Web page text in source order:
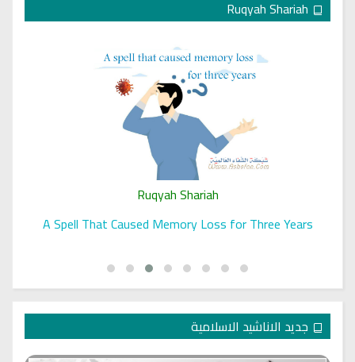
Ruqyah Shariah
A Spell That Caused Memory Loss for Three Years
جديد الاناشيد الاسلامية